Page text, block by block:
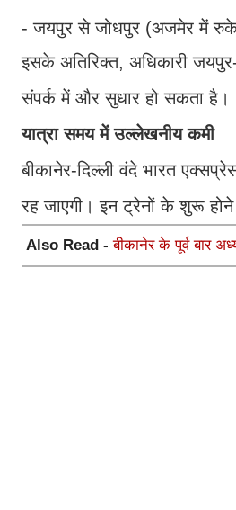
- जयपुर से जोधपुर (अजमेर में
इसके अतिरिक्त, अधिकारी
संपर्क में और सुधार हो सकता है।
यात्रा समय में उल्लेखनीय कमी
बीकानेर-दिल्ली वंदे भारत
रह जाएगी। इन ट्रेनों के शुरू
Also Read -बीकानेर के पूर्व बार